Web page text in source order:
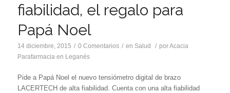
fiabilidad, el regalo para
Papá Noel
14 diciembre, 2015 / 0 Comentarios / en Salud / porAcacia
Parafarmacia en Leganés
Pide a Papá Noel el nuevo tensiómetro digital de brazo
LACERTECH de alta fiabilidad. Cuenta con una alta fiabilidad